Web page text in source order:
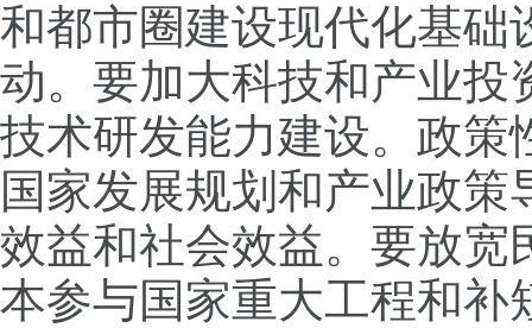
和都市圈建设现代化基础
动。要加大科技和产业投
技术研发能力建设。政策
国家发展规划和产业政
效益和社会效益。要放宽
本参与国家重大工程和补